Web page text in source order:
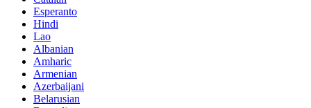
Esperanto
Hindi
Lao
Albanian
Amharic
Armenian
Azerbaijani
Belarusian